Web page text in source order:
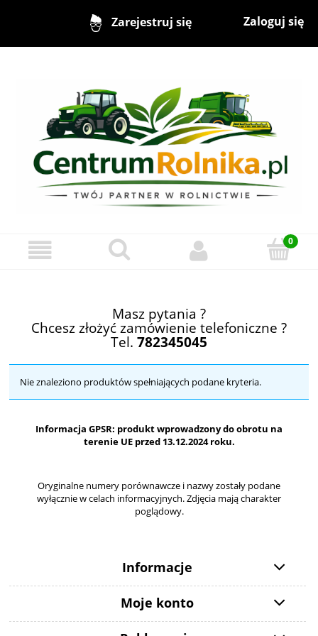
Zarejestruj się Zaloguj się
Masz pytania ?
Chcesz złożyć zamówienie telefoniczne ?
Tel. 782345045
Nie znaleziono produktów spełniających podane kryteria.
Informacja GPSR: produkt wprowadzony do obrotu na
terenie UE przed 13.12.2024 roku.
Oryginalne numery porównawcze i nazwy zostały podane
wyłącznie w celach informacyjnych. Zdjęcia mają charakter
poglądowy.
Informacje
Moje konto